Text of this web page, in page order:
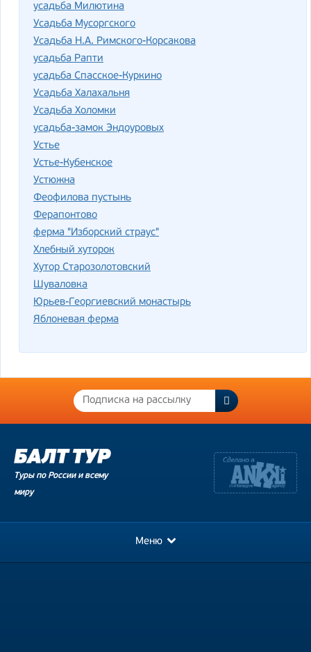
усадьба Милютина
Усадьба Мусоргского
Усадьба Н.А. Римского-Корсакова
усадьба Рапти
усадьба Спасское-Куркино
Усадьба Халахальня
Усадьба Холомки
усадьба-замок Эндоуровых
Устье
Устье-Кубенское
Устюжна
Феофилова пустынь
Ферапонтово
ферма "Изборский страус"
Хлебный хуторок
Хутор Старозолотовский
Шуваловка
Юрьев-Георгиевский монастырь
Яблоневая ферма
Туры по России и всему
миру
Меню